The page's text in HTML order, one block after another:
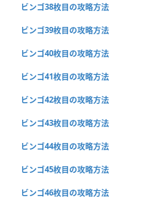
ビンゴ38枚目の攻略方法
ビンゴ39枚目の攻略方法
ビンゴ40枚目の攻略方法
ビンゴ41枚目の攻略方法
ビンゴ42枚目の攻略方法
ビンゴ43枚目の攻略方法
ビンゴ44枚目の攻略方法
ビンゴ45枚目の攻略方法
ビンゴ46枚目の攻略方法